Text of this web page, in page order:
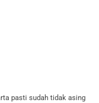
pasti sudah tidak asing